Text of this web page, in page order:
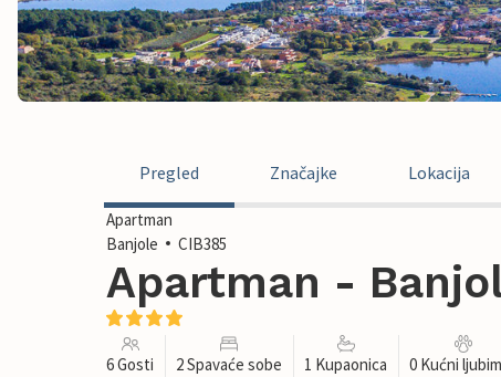
Pregled Značajke Lokacija
Apartman
Banjole
CIB385
Apartman -
6 Gosti 2 Spavaće sobe 1 Kupaonica 0 Kućni